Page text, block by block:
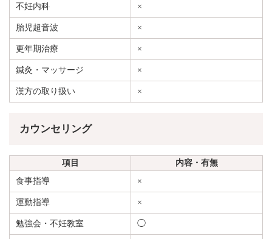
不妊内科
×
胎児超音波 ×
更年期治療 ×
鍼灸・マッサージ ×
漢方の取り扱い ×
カウンセリング
項目
内容・有無
食事指導
×
運動指導 ×
勉強会・不妊教室 ◯